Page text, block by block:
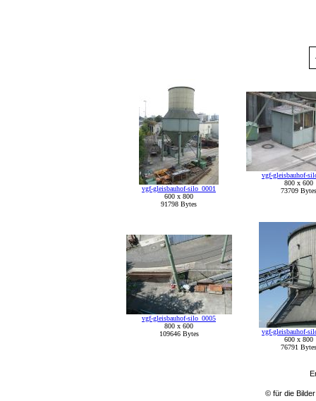
vgf-gleisbauhof-silo_0001
600 x 800
91798 Bytes
vgf-gleisbauhof-
800 x 600
73709 Bytes
vgf-gleisbauhof-silo_0005
800 x 600
109646 Bytes
vgf-gleisbauhof-
600 x 800
76791 Bytes
© für die